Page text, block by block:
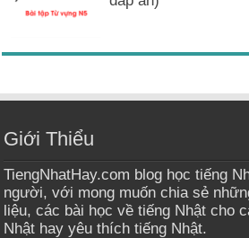
Giới Thiểu
TiengNhatHay.com blog học tiếng
người, với mong muốn chia sẻ
liệu, các bài học về tiếng Nhật cho
Nhật hay yêu thích tiếng Nhật.